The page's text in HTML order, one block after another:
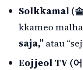
Solkkamal (
kkameo
saja,”atau
Eojjeol TV (